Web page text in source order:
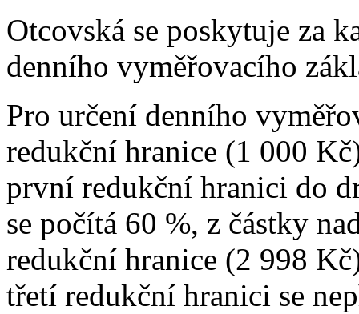
Otcovská se poskytuje za
denního vyměřovacího
Pro určení denního
redukční hranice (1 000
první redukční hranici do
se počítá 60 %, z částky
redukční hranice (2 998
třetí redukční hranici se